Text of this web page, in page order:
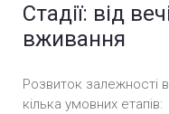
Стадії: від
вживання
Розвиток залежності
кілька умовних етапів: